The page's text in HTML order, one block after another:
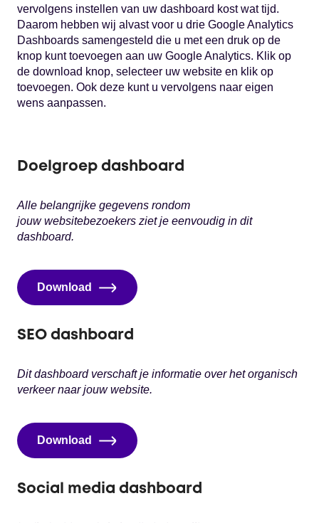
vervolgens instellen van uw dashboard kost wat tijd.
Daarom hebben wij alvast voor u drie Google Analytics
Dashboards samengesteld die u met een druk op de
knop kunt toevoegen aan uw Google Analytics. Klik op
de download knop, selecteer uw website en klik op
toevoegen. Ook deze kunt u vervolgens naar eigen
wens aanpassen.
Doelgroep dashboard
Alle belangrijke gegevens rondom
jouw websitebezoekers ziet je eenvoudig in dit
dashboard.
Download
SEO dashboard
Dit dashboard verschaft je informatie over het organisch
verkeer naar jouw website.
Download
Social media dashboard